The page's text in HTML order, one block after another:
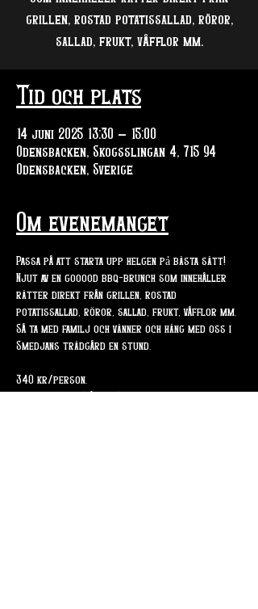
grillen, rostad potatissallad, röror,
sallad, frukt, våfflor mm.
Tid och plats
14 juni 2025 13:30 – 15:00
Odensbacken, Skogsslingan 4, 715 94
Odensbacken, Sverige
Om evenemanget
Passa på att starta upp helgen pả bästa sätt!
Njut av en gooood bbq-brunch som innehåller
rätter direkt från grillen, rostad
potatissallad, röror, sallad, frukt, våfflor mm.
Så ta med familj och vänner och häng med oss i
Smedjans trädgård en stund.
340 kr/person.